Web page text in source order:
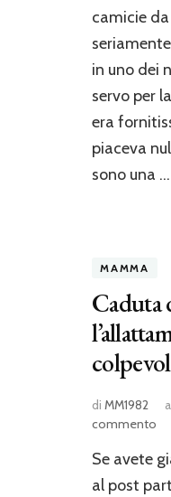
e
camicie
in uno dei
servo per
era
piaceva
sono una …
MAMMA
Caduta
di MM1982
commento
Se avete
al post